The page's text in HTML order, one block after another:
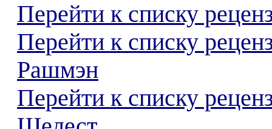
Перейти к списку
Перейти к списку
Рашмэн
Перейти к списку